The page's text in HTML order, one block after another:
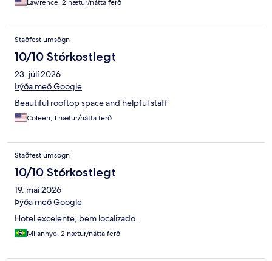
Lawrence, 2 nætur/nátta ferð
Staðfest umsögn
10/10 Stórkostlegt
23. júlí 2026
Þýða með Google
Beautiful rooftop space and helpful staff
Coleen, 1 nætur/nátta ferð
Staðfest umsögn
10/10 Stórkostlegt
19. maí 2026
Þýða með Google
Hotel excelente, bem localizado.
Milannye, 2 nætur/nátta ferð